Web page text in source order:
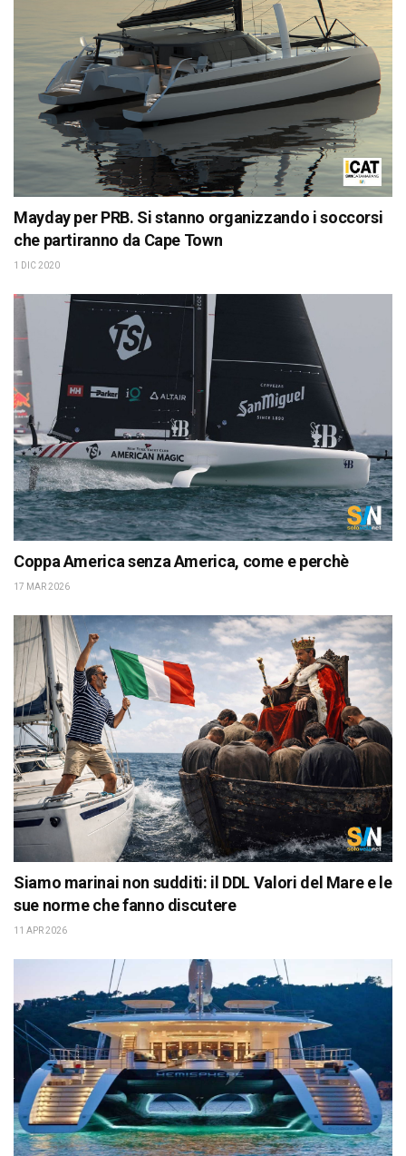
Mayday per PRB. Si stanno organizzando i soccorsi
che partiranno da Cape Town
1 DIC 2020
Coppa America senza America, come e perchè
17 MAR 2026
Siamo marinai non sudditi: il DDL Valori del Mare e le
sue norme che fanno discutere
11 APR 2026